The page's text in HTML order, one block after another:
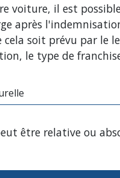
voiture, il est
après
soit prévu par le
le type de
être relative ou